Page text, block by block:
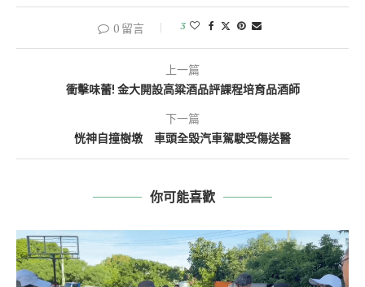
0 留言 3
上一篇
衝擊味蕾! 金大開設高粱酒品評課程培育品酒師
下一篇
恍神自撞樹墩 車頭全毀汽車駕駛受傷送醫
你可能喜歡